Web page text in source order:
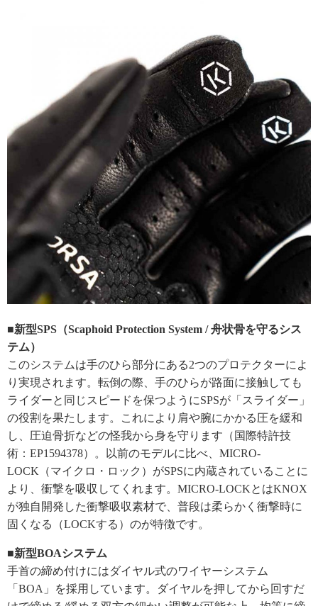
■新型SPS（Scaphoid Protection System / 舟状骨を守るシス
テム）
このシステムは手のひら部分にある2つのプロテクターによ
り実現されます。転倒の際、手のひらが路面に接触しても
ライダーと同じスピードを保つようにSPSが「スライダー」
の役割を果たします。これにより肩や腕にかかる圧を緩和
し、圧迫骨折などの怪我から身を守ります（国際特許技
術：EP1594378）。以前のモデルに比べ、MICRO-
LOCK（マイクロ・ロック）がSPSに内蔵されていることに
より、衝撃を吸収してくれます。MICRO-LOCKとはKNOX
が独自開発した衝撃吸収素材で、普段は柔らかく衝撃時に
固くなる（LOCKする）のが特徴です。
■新型BOAシステム
手首の締め付けにはダイヤル式のワイヤーシステム
「BOA」を採用しています。ダイヤルを押してから回すだ